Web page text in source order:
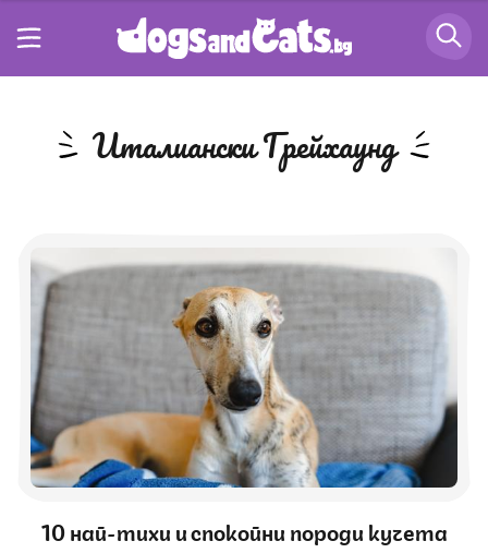
Италиански Грейхаунд
10 най-тихи и спокойни породи кучета